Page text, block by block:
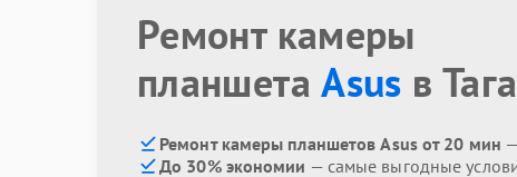
Ремонт камеры
планшетаAsus в
Ремонт камеры планшетов Asus от 20 мин
До 30% экономии — самые выгодные